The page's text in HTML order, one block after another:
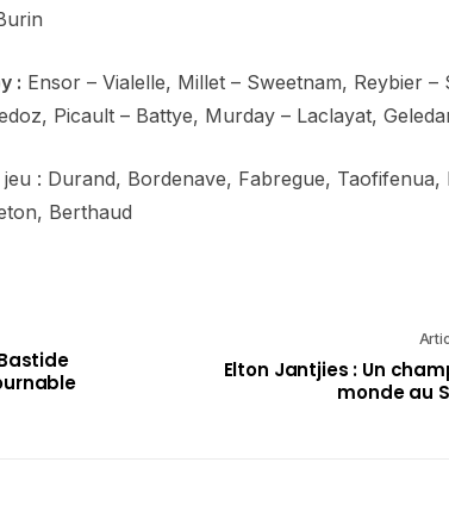
: Ensor – Vialelle, Millet – Sweetnam, Reybier –
Picault – Battye, Murday – Laclayat,
: Durand, Bordenave, Fabregue, Taofifenua,
Berthaud
Elton Jantjies : Un
monde au